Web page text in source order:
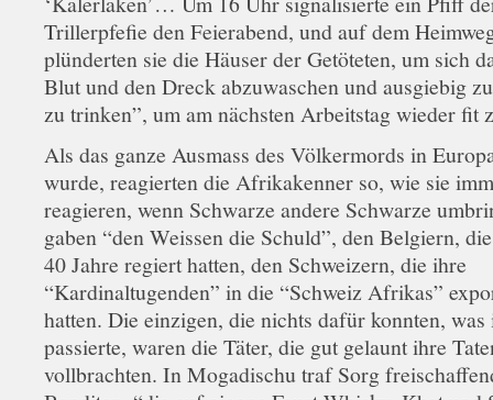
Trillerpfefie den Feierabend, und auf dem
plünderten sie die Häuser der Getöteten, um sich
Blut und den Dreck abzuwaschen und ausgiebig
zu trinken”, um am nächsten Arbeitstag wieder fit
Als das ganze Ausmass des Völkermords in
wurde, reagierten die Afrikakenner so, wie sie
reagieren, wenn Schwarze andere Schwarze
gaben “den Weissen die Schuld”, den Belgiern,
40 Jahre regiert hatten, den Schweizern, die ihre
“Kardinaltugenden” in die “Schweiz Afrikas”
hatten. Die einzigen, die nichts dafür konnten, was
passierte, waren die Täter, die gut gelaunt ihre
vollbrachten. In Mogadischu traf Sorg